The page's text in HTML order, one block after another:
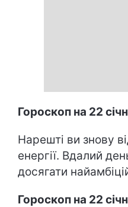
Гороскоп на 22
Нарешті ви знову
енергії. Вдалий
досягати
Гороскоп на 22